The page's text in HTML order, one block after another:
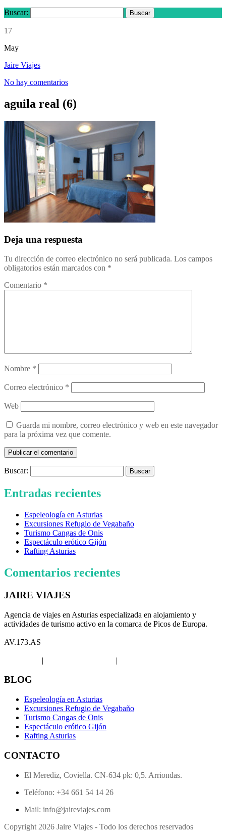
Buscar:
17
May
Jaire Viajes
No hay comentarios
aguila real (6)
Deja una respuesta
Tu dirección de correo electrónico no será publicada. Los campos
obligatorios están marcados con *
Comentario *
Nombre *
Correo electrónico *
Web
Guarda mi nombre, correo electrónico y web en este navegador
para la próxima vez que comente.
Buscar:
Entradas recientes
Espeleología en Asturias
Excursiones Refugio de Vegabaño
Turismo Cangas de Onis
Espectáculo erótico Gijón
Rafting Asturias
Comentarios recientes
JAIRE VIAJES
Agencia de viajes en Asturias especializada en alojamiento y
actividades de turismo activo en la comarca de Picos de Europa.
AV.173.AS
| |
BLOG
Espeleología en Asturias
Excursiones Refugio de Vegabaño
Turismo Cangas de Onis
Espectáculo erótico Gijón
Rafting Asturias
CONTACTO
El Merediz, Coviella. CN-634 pk: 0,5. Arriondas.
Teléfono: +34 661 54 14 26
Mail: info@jaireviajes.com
Copyright 2026 Jaire Viajes - Todo los derechos reservados